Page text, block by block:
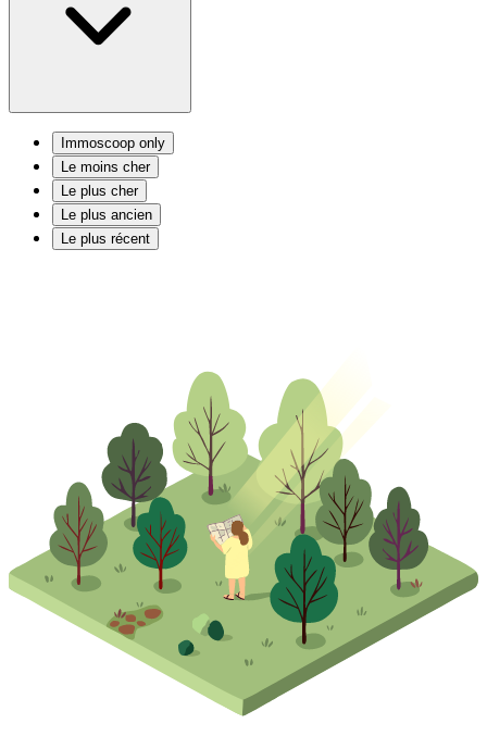
Immoscoop only
Le moins cher
Le plus cher
Le plus ancien
Le plus récent